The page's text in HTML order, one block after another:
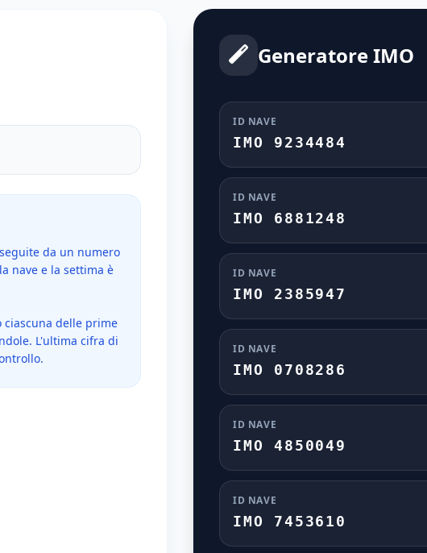
da un numero
nave e la settima è
delle prime
L'ultima cifra di
Generatore IMO
ID NAVE
IMO 9234484
ID NAVE
IMO 6881248
ID NAVE
IMO 2385947
ID NAVE
IMO 0708286
ID NAVE
IMO 4850049
ID NAVE
IMO 7453610